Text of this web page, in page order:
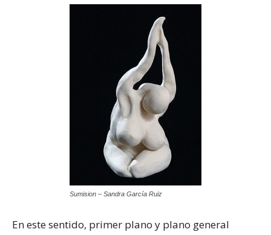
Sumision – Sandra García Ruiz
En este sentido, primer plano y plano general